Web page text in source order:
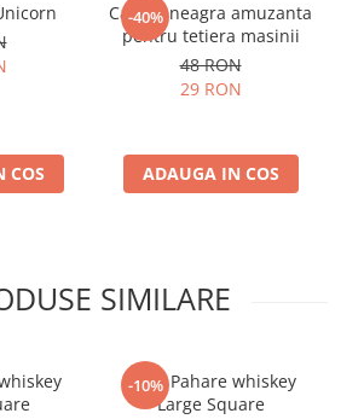
COS
-40%
Cagula neagra amuzanta
pentru tetiera masinii
48 RON
29 RON
ADAUGA IN COS
SIMILARE
-10%
Set 6 Pahare whiskey
Large Square